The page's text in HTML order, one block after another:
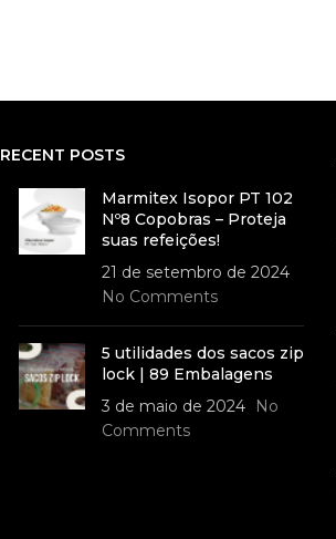
RECENT POSTS
Marmitex Isopor PT 102
Nº8 Copobras – Proteja
suas refeições!
21 de setembro de 2024
No Comments
5 utilidades dos sacos zip
lock | 89 Embalagens
3 de maio de 2024
No
Comments